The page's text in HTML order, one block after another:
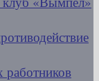
работников